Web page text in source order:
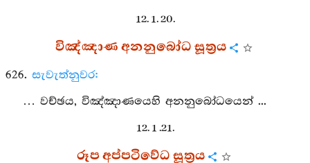
12. 1. 20.
විඤ්ඤාණ අනනුබෝධ සූත්‍රය
626. සැවැත්නුවර:
… වච්ඡය, විඤ්ඤාණයෙහි අනනුබෝධයෙන් ...
12. 1 .21.
රූප අප්පටිවේධ සූත්‍රය